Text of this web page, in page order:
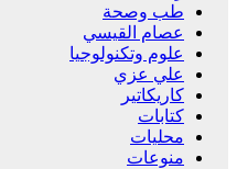
طب وصحة
عصام القيسي
علوم وتكنولوجيا
علي عزي
كاريكاتير
كتابات
محليات
منوعات